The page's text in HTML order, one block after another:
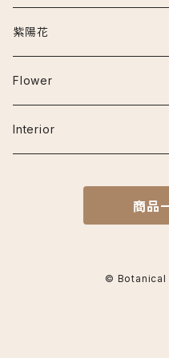
ナイロビナイツ
アンスリウム
クラリネルビウム
ジズー（ジゾー）
エスキナンサス
マルメラータ
オーガスタ
クロコダイルファーン
セメント鉢
お手入れ用品
その他の用品
~30cm
30cm~50cm
50cm~80cm
紫陽花
アーリーピンク
アデュラ
コットンキャンディ
Flower
ベゴニア
リーガスベゴニア
Interior
商品
© Botanical